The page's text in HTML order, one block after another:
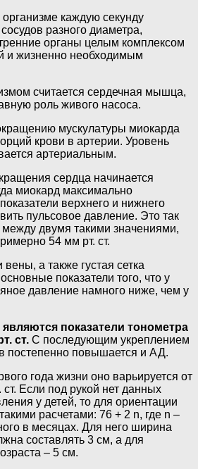
организме каждую секунду
разного диаметра,
органы целым комплексом
и жизненно необходимым
считается сердечная мышца,
роль живого насоса.
мускулатуры миокарда
крови в артерии. Уровень
артериальным.
сердца начинается
миокард максимально
верхнего и нижнего
пульсовое давление. Это так
двумя такими значениями,
54 мм рт. ст.
вены, а также густая сетка
показатели того, что у
давление намного ниже, чем у
показатели тонометра
ст. С последующим укреплением
постепенно повышается и АД.
года жизни оно варьируется от
Если под рукой нет данных
у детей, то для ориентации
расчетами: 76 + 2 n, где n –
в месяцах. Для него ширина
составлять 3 см, а для
– 5 см.